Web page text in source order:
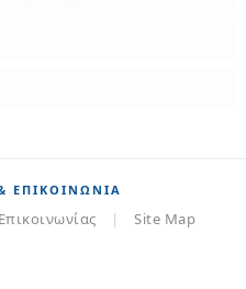
ΕΠΙΚΟΙΝΩΝΊΑ
| Site Map